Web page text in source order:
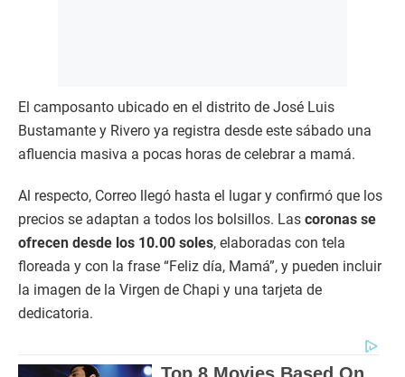
El camposanto ubicado en el distrito de José Luis
Bustamante y Rivero ya registra desde este sábado una
afluencia masiva a pocas horas de celebrar a mamá.
Al respecto, Correo llegó hasta el lugar y confirmó que los
precios se adaptan a todos los bolsillos. Las coronas se
ofrecen desde los 10.00 soles, elaboradas con tela
floreada y con la frase “Feliz día, Mamá”, y pueden incluir
la imagen de la Virgen de Chapi y una tarjeta de
dedicatoria.